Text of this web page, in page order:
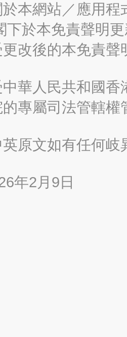
本網站／應用
下於本免責聲明
改後的本免責聲
華人民共和國
專屬司法管轄權
原文如有任何
年2月9日